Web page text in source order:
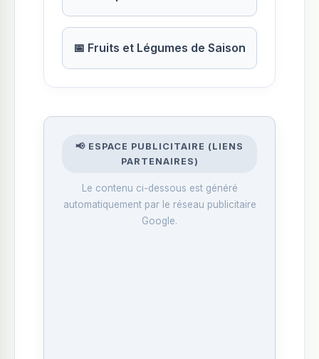
📅 Fruits et Légumes de Saison
📢 ESPACE PUBLICITAIRE (LIENS
PARTENAIRES)
Le contenu ci-dessous est généré
automatiquement par le réseau publicitaire
Google.